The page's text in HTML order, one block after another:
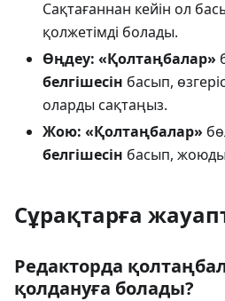
Сақтағаннан кейін ол
қолжетімді болады.
Өңдеу: «Қолтаңбалар»
белгішесін басып,
оларды сақтаңыз.
Жою: «Қолтаңбалар»
белгішесін басып,
Сұрақтарға
Редакторда
қолдануға болады?